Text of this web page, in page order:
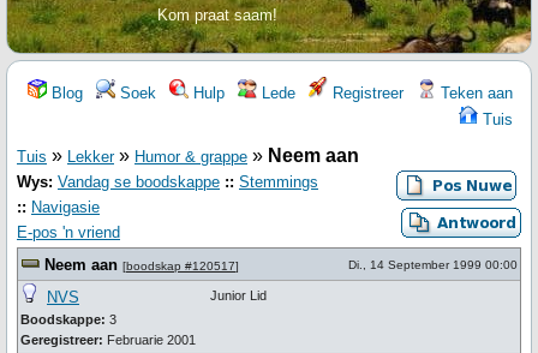
Kom praat saam!
Blog Soek Hulp Lede Registreer
Teken aan
Tuis
Tuis » Lekker» Humor & grappe » Neem aan
Wys: Vandag se boodskappe :: Stemmings
:: Navigasie
E-pos 'n vriend
Neem aan [boodskap #120517] Di., 14 September 1999 00:00
NVS
Boodskappe: 3
Geregistreer: Februarie 2001
Junior Lid